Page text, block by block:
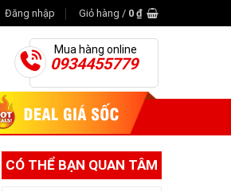
Đăng nhập Giỏ hàng / 0 ₫
Mua hàng online
0934455779
CÓ THỂ BẠN QUAN TÂM